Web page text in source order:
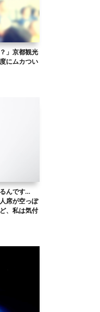
」京都観光
にムカつい
んです…
席が空っぽ
、私は気付